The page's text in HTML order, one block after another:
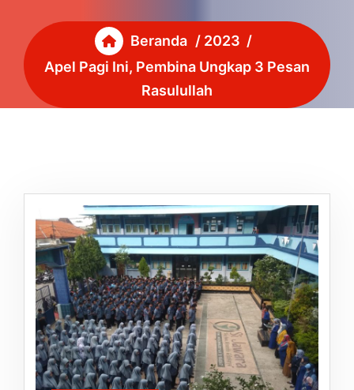
Beranda / 2023 /
Apel Pagi Ini, Pembina Ungkap 3 Pesan
Rasulullah